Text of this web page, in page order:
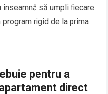
înseamnă să umpli fiecare
rigid de la prima
pentru a
direct